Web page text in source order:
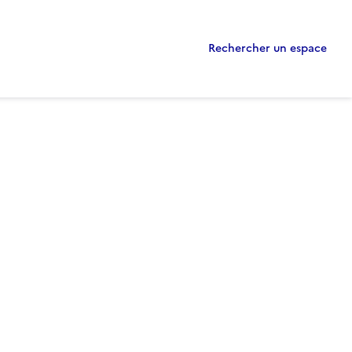
Rechercher un espace